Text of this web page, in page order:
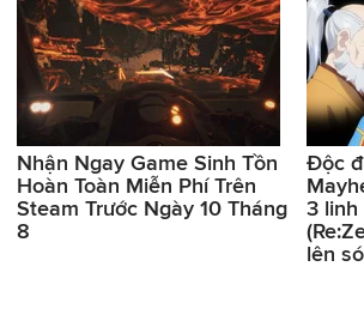
Nhận Ngay Game Sinh Tồn
Hoàn Toàn Miễn Phí Trên
Steam Trước Ngày 10 Tháng
8
Độc
3 linh
lên